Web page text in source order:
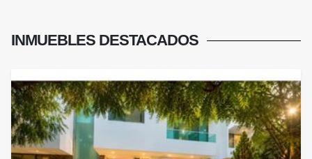
INMUEBLES DESTACADOS